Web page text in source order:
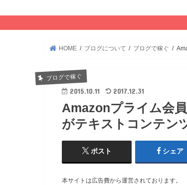
HOME ブログについて ブログで稼ぐ
ブログで稼ぐ
2015.10.11 2017.12.31
Amazonプライム会
がテキストコンテン
ポスト シェア
本サイトは広告費から運営されております。